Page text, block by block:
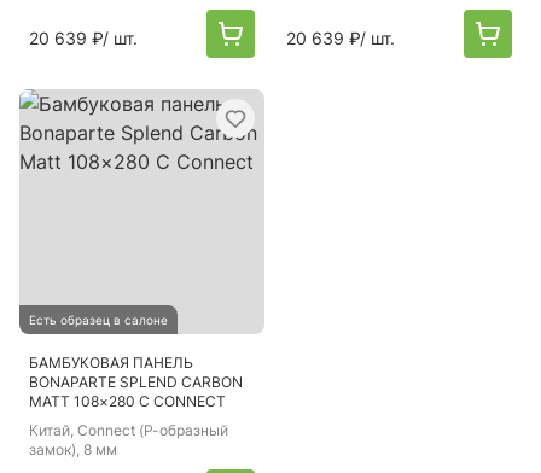
20 639 ₽/ шт. 20 639 ₽/ шт.
Есть образец в салоне
БАМБУКОВАЯ ПАНЕЛЬ
BONAPARTE SPLEND CARBON
MATT 108×280 C CONNECT
Китай, Connect (Р-образный
замок), 8 мм